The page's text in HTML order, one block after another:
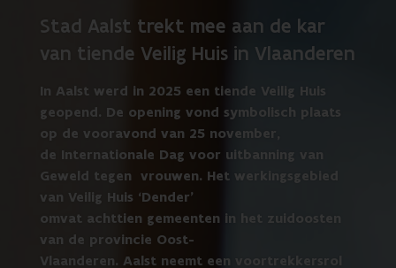
Stad Aalst trekt mee aan de kar
van tiende Veilig Huis in Vlaanderen
In Aalst werd in 2025 een tiende Veilig Huis
geopend. De opening vond symbolisch plaats
op de vooravond van 25 november,
de Internationale Dag voor uitbanning van
Geweld tegen vrouwen. Het werkingsgebied
van Veilig Huis ‘Dender’
omvat achttien gemeenten in het zuidoosten
van de provincie Oost-
Vlaanderen. Aalst neemt een voortrekkersrol